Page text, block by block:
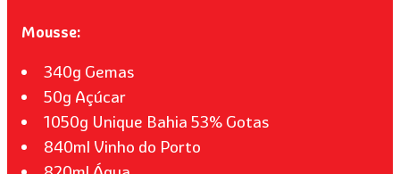
Mousse:
340g Gemas
50g Açúcar
1050g Unique Bahia 53% Gotas
840ml Vinho do Porto